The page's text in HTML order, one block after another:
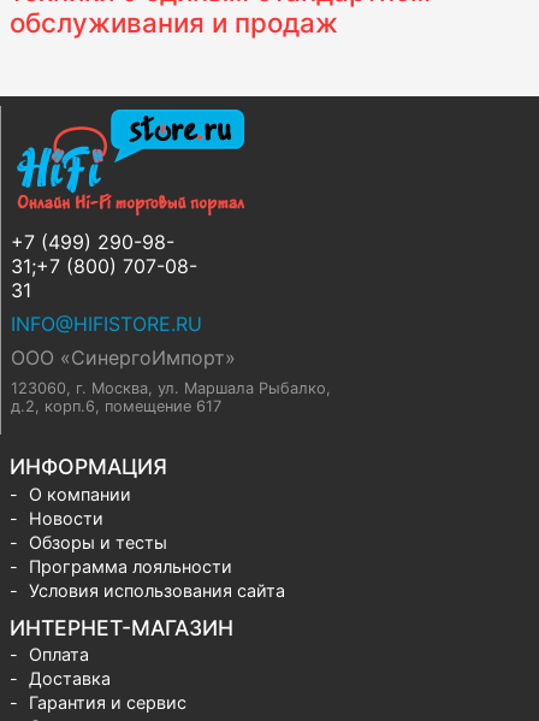
обслуживания и продаж
+7 (499) 290-98-
31;+7 (800) 707-08-
31
INFO@HIFISTORE.RU
ООО «СинергоИмпорт»
123060, г. Москва, ул. Маршала Рыбалко,
д.2, корп.6, помещение 617
ИНФОРМАЦИЯ
О компании
Новости
Обзоры и тесты
Программа лояльности
Условия использования сайта
ИНТЕРНЕТ-МАГАЗИН
Оплата
Доставка
Гарантия и сервис